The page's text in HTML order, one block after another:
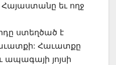
եւ ողջ
ստեղծած է
Հաւատքը
ապագայի յոյսի